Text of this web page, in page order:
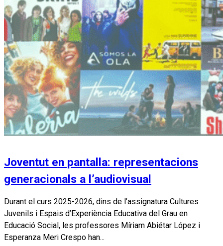
Joventut en pantalla: representacions
generacionals a l’audiovisual
Durant el curs 2025-2026, dins de l’assignatura Cultures
Juvenils i Espais d’Experiència Educativa del Grau en
Educació Social, les professores Míriam Abiétar López i
Esperanza Meri Crespo han...